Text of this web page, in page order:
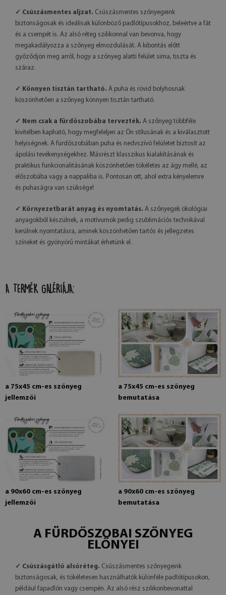
✓ Csúszásmentes aljzat. Csúszásmentes szőnyegeink
biztonságosak és ideálisak különböző padlótípusokhoz, beleértve a fát
és a csempét is. Az alsó réteg szilikonnal van bevonva, hogy
megakadályozza a szőnyeg elmozdulását. A kibontás előtt
győződjön meg arról, hogy a szőnyeg alatti felület sima, tiszta és
száraz.
✓ Könnyen tisztán tartható. A puha és rövid bolyhosnak
köszönhetően a szőnyeg könnyen tisztán tartható.
✓ Nem csak a fürdőszobába tervezték. A szőnyeg többféle
kivitelben kapható, hogy megfeleljen az Ön stílusának és a kiválasztott
helyiségnek. A fürdőszobában puha és nedvszívó felületet biztosít az
ápolási tevékenységekhez. Másrészt klasszikus kialakításának és
praktikus funkcionalitásának köszönhetően tökéletes az ágy mellé, az
előszobába vagy a nappaliba is. Pontosan ott, ahol extra kényelemre
és puhaságra van szüksége!
✓ Környezetbarát anyag és nyomtatás. A szőnyegek ökológiai
anyagokból készülnek, a motívumok pedig szublimációs technikával
kerülnek nyomtatásra, aminek köszönhetően tartós és jellegzetes
színeket és gyönyörű mintákat érhetünk el.
A TERMÉK GALÉRIÁJA:
a 75x45 cm-es szőnyeg
jellemzői
a 75x45 cm-es szőnyeg
bemutatása
a 90x60 cm-es szőnyeg
jellemzői
a 90x60 cm-es szőnyeg
bemutatása
A FÜRDŐSZOBAI SZŐNYEG
ELŐNYEI
✓ Csúszásgátló alsóréteg. Csúszásmentes szőnyegeink
biztonságosak, és tökéletesen használhatók különféle padlótípusokon,
például fapadlón vagy csempén. Az alsó rész szilikonbevonattal